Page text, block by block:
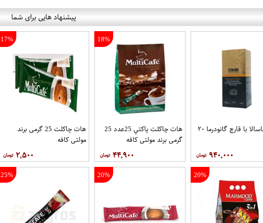
پیشنهاد هایی برای شما
قهوه ماسالا با قارچ گانودرما ۲۰
۹۴۰,۰۰۰
18%
هات چاکلت پاکتي 25عدد 25
گرمی برند مولتي کافه
۴۴,۹۰۰
17%
هات چاکلت 25 گرمی برند
مولتي کافه
۲,۵۰۰
20%
20%
25%